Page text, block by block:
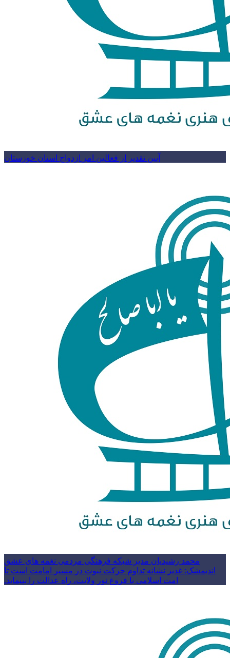
آیین تقدیر از فعالین امر ازدواج استان خوزستان
محمد رشیدیان مدیر شبکه فرهنگی مردمی نغمه های عشق
اندیمشک: غدیر نشانه تداوم حرکت نبوت در مسیر امامت است تا
امت اسلامی با فروغ نور ولایت، راه عدالت را بپیماید.